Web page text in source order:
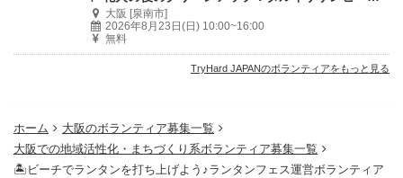
大阪 [泉南市]
2026年8月23日(日) 10:00~16:00
無料
TryHard JAPANのボランティアをもっと見る
ホーム
大阪のボランティア募集一覧
大阪での地域活性化・まちづくり系ボランティア募集一覧
🏝️ビーチでランタンを打ち上げよう♪ランタンフェス運営ボランティア